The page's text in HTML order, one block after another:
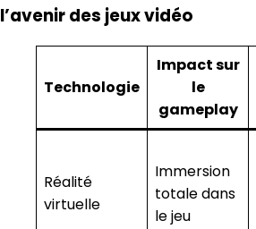
l’avenir des jeux vidéo
Technologie
Impact sur
le
gameplay
Réalité
virtuelle
Immersion
totale dans
le jeu